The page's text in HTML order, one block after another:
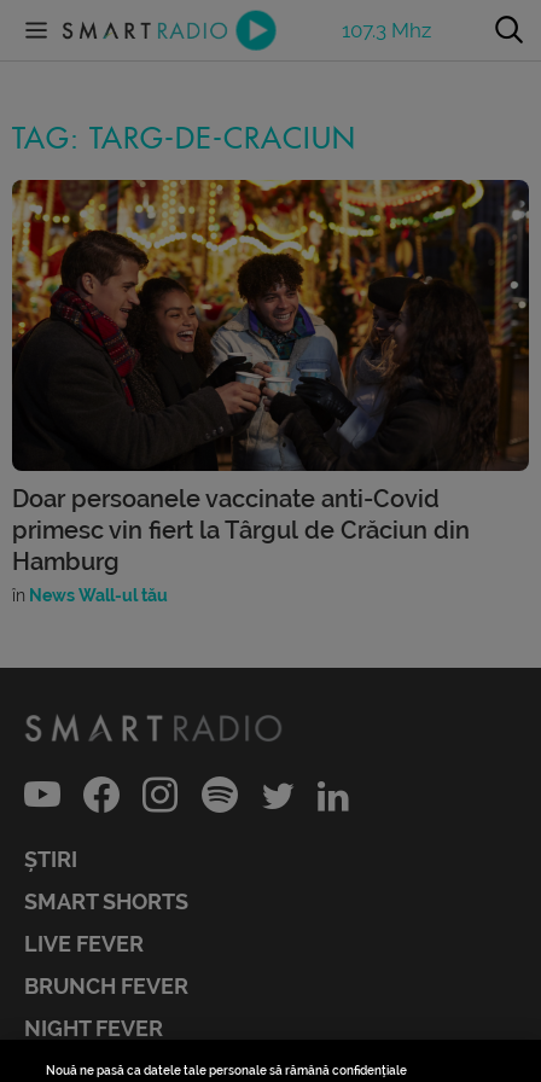
107.3 Mhz
TAG: TARG-DE-CRACIUN
Doar persoanele vaccinate anti-Covid
primesc vin fiert la Târgul de Crăciun din
Hamburg
în News Wall-ul tău
ȘTIRI
SMART SHORTS
LIVE FEVER
BRUNCH FEVER
NIGHT FEVER
LIVE FEVER CONCERT
Nouă ne pasă ca datele tale personale să rămână confidențiale